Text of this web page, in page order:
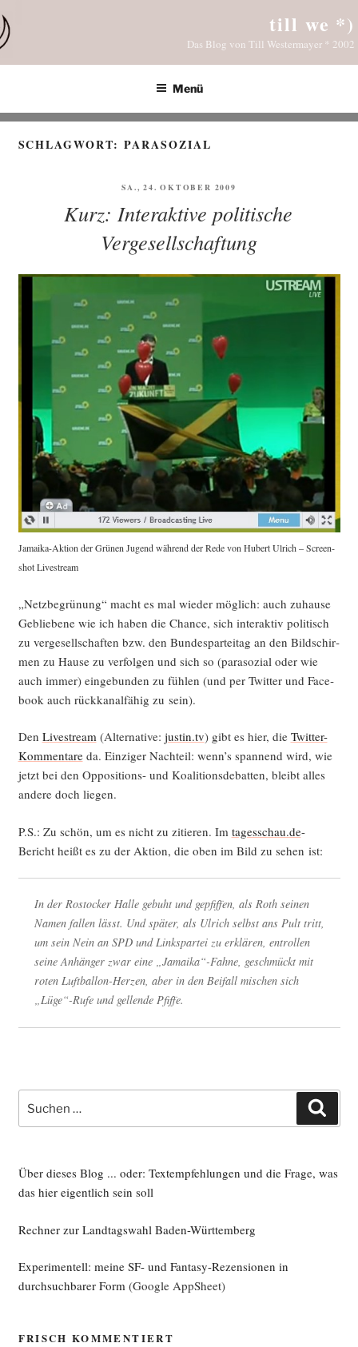
Inhalt
springen
till we *)
Das Blog von Till Westermayer * 2002
Menü
SCHLAGWORT:PARASOZIAL
VERÖFFENTLICHT
SA., 24. OKTOBER 2009
Kurz: Interaktive politische
Vergesellschaftung
Jamai­ka-Akti­on der Grü­nen Jugend wäh­rend der Rede von Hubert Ulrich – Screen­
shot Livestream
„Netz­be­grü­nung“ macht es mal wie­der mög­lich: auch zuhau­se
Geblie­be­ne wie ich haben die Chan­ce, sich inter­ak­tiv poli­tisch
zu ver­ge­sell­schaf­ten bzw. den Bun­des­par­tei­tag an den Bild­schir­
men zu Hau­se zu ver­fol­gen und sich so (para­so­zi­al oder wie
auch immer) ein­ge­bun­den zu füh­len (und per Twit­ter und Face­
book auch rück­ka­nal­fä­hig zu sein).
Den Live­stream(Alter­na­ti­ve: justin.tv) gibt es hier, die Twit­ter-
Kom­men­ta­reda. Ein­zi­ger Nach­teil: wenn’s span­nend wird, wie
jetzt bei den Oppo­si­ti­ons- und Koali­ti­ons­de­bat­ten, bleibt alles
ande­re doch liegen.
P.S.: Zu schön, um es nicht zu zitie­ren. Im tagesschau.de-
Bericht heißt es zu der Akti­on, die oben im Bild zu sehen ist:
In der Ros­to­cker Hal­le gebuht und gepfif­fen, als Roth sei­nen
Namen fal­len lässt. Und spä­ter, als Ulrich selbst ans Pult tritt,
um sein Nein an SPD und Links­par­tei zu erklä­ren, ent­rol­len
sei­ne Anhän­ger zwar eine „Jamaika“-Fahne, geschmückt mit
roten Luft­bal­lon-Her­zen, aber in den Bei­fall mischen sich
„Lüge“-Rufe und gel­len­de Pfiffe.
nach:
Über dieses Blog ... oder: Textempfehlungen und die Frage, was
das hier eigentlich sein soll
Rechner zur Landtagswahl Baden-Württemberg
Experimentell: meine SF- und Fantasy-Rezensionen in
durchsuchbarer Form(Google AppSheet)
FRISCH KOMMENTIERT